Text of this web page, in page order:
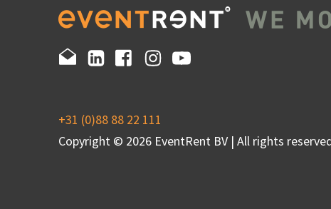
+31 (0)88 88 22 111
Copyright © 2026 EventRent BV | All rights